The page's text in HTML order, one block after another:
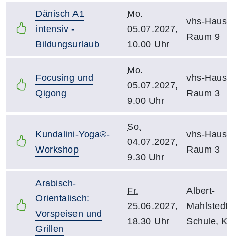
Dänisch A1
intensiv -
Bildungsurlaub
Mo.
05.07.2027,
10.00 Uhr
vhs-
Raum 9
Focusing und
Qigong
Mo.
05.07.2027,
9.00 Uhr
vhs-
Raum 3
Kundalini-Yoga®-
Workshop
So.
04.07.2027,
9.30 Uhr
vhs-
Raum 3
Arabisch-
Orientalisch:
Vorspeisen und
Grillen
Fr.
25.06.2027,
18.30 Uhr
Albert-
Schule,